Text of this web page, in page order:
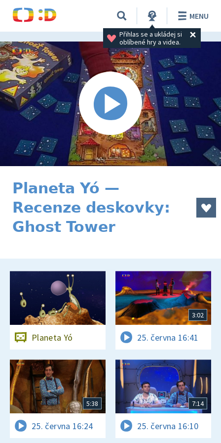
Přihlas se a ukládej si
oblíbené hry a videa.
MENU
Planeta Yó —
Recenze deskovky:
Ghost Tower
Planeta Yó
3:02
25. června 16:41
5:38
25. června 16:24
7:14
25. června 16:10